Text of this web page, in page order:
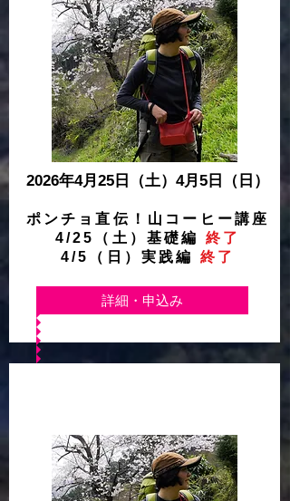
2026年4月25日 （土）4月5日（日）
ポンチョ直伝！山コーヒー講座
4/25（土）基礎編 終了
4/5（日）実践編 終了
詳細・申込み